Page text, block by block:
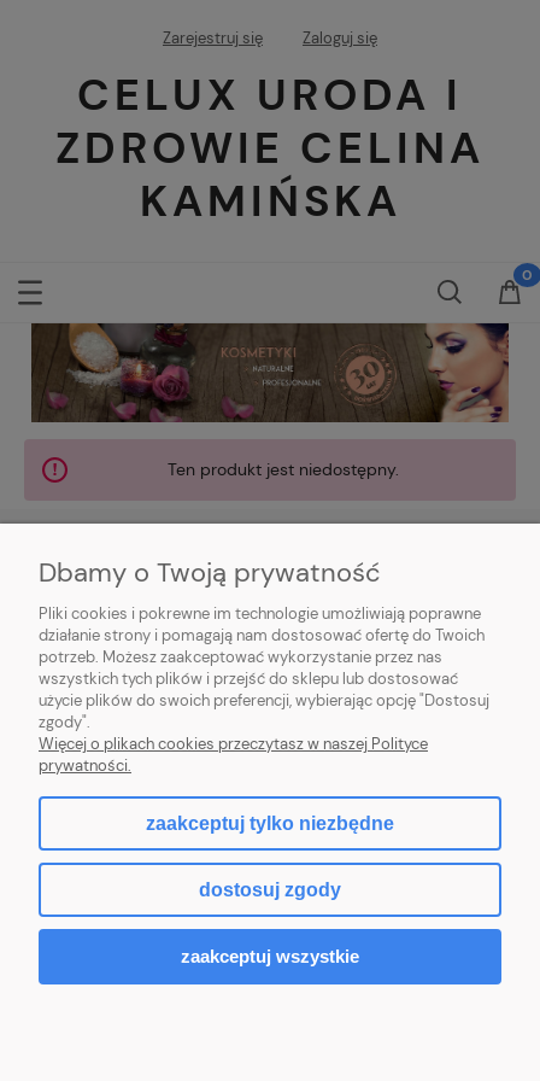
Zarejestruj się Zaloguj się
CELUX URODA I
ZDROWIE CELINA
KAMIŃSKA
Ten produkt jest niedostępny.
O NAS
OBSŁUGA KLIENTA
REGULAMINY
Sklep internetowy Shoper.pl
Dbamy o Twoją prywatność
Pliki cookies i pokrewne im technologie umożliwiają poprawne
działanie strony i pomagają nam dostosować ofertę do Twoich
potrzeb. Możesz zaakceptować wykorzystanie przez nas
wszystkich tych plików i przejść do sklepu lub dostosować
użycie plików do swoich preferencji, wybierając opcję "Dostosuj
zgody".
Więcej o plikach cookies przeczytasz w naszej Polityce
prywatności.
zaakceptuj tylko niezbędne
dostosuj zgody
zaakceptuj wszystkie